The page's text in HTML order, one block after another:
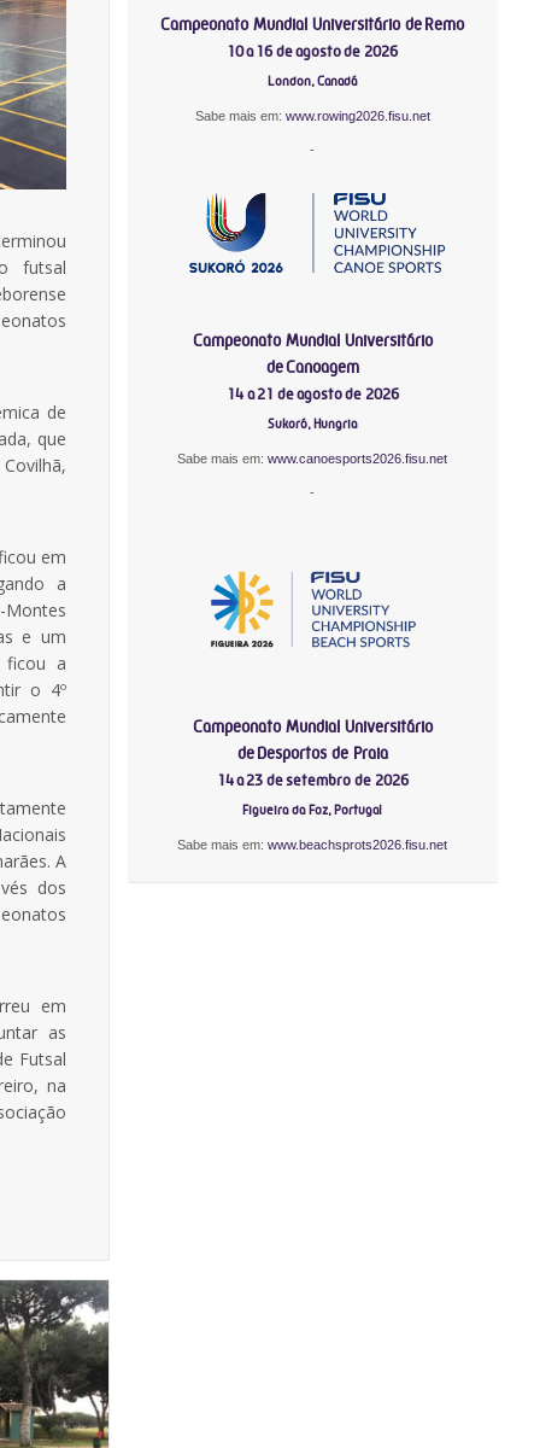
futsal
de
que
em
a
Montes
e um
ficou a
o 4º
A
dos
em
as
Futsal
na
Campeonato Mundial Universitário de Remo
10 a 16 de agosto de 2026
London, Canadá
Sabe mais em: www.rowing2026.fisu.net
-
Campeonato Mundial Universitário
de Canoagem
14 a 21 de agosto de 2026
Sukoró, Hungria
Sabe mais em:www.canoesports2026.fisu.net
-
Campeonato Mundial Universitário
de Desportos de Praia
14 a 23 de setembro de 2026
Figueira da Foz, Portugal
Sabe mais em:www.beachsprots2026.fisu.net